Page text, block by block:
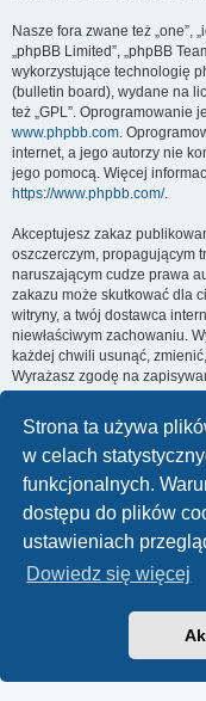
Strona ta używa
w celach
funkcjonalnych.
dostępu do plików
ustawieniach
Dowiedz się więcej
Nasze fora zwane też „one”,
„phpBB Limited”, „phpBB
wykorzystujące technologię
(bulletin board), wydane na
też „GPL”. Oprogramowanie
www.phpbb.com.
internet, a jego autorzy nie
jego pomocą. Więcej
https://www.phpbb.com/.
Akceptujesz zakaz
oszczerczym, propagującym
naruszającym cudze prawa
zakazu może skutkować dla
witryny, a twój dostawca
niewłaściwym zachowaniu.
każdej chwili usunąć,
Wyrażasz zgodę na
w naszej bazie danych.
twojej zgody, ale ani
za włamania do witryny,
WANDEX Forum
Technologię dostarcza
Polski
Zasady